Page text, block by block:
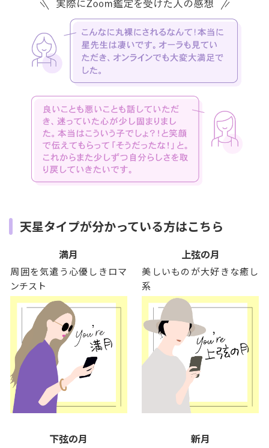
天星タイプが分かっている方はこちら
満月
周囲を気遣う心優しきロマ
ンチスト
上弦の月
美しいものが大好きな癒し
系
下弦の月 新月